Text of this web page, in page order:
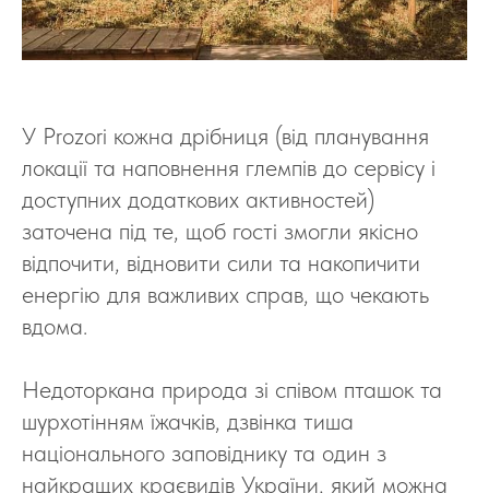
У Prozori кожна дрібниця (від планування
локації та наповнення глемпів до сервісу і
доступних додаткових активностей)
заточена під те, щоб гості змогли якісно
відпочити, відновити сили та накопичити
енергію для важливих справ, що чекають
вдома.
Недоторкана природа зі співом пташок та
шурхотінням їжачків, дзвінка тиша
національного заповіднику та один з
найкращих краєвидів України, який можна